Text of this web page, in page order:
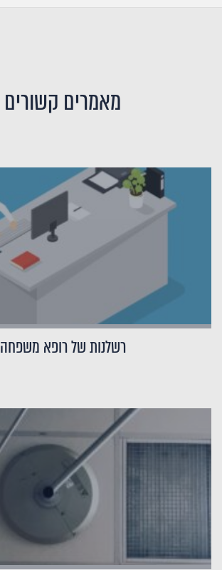
מאמרים קשורים
רשלנות של רופא משפחה